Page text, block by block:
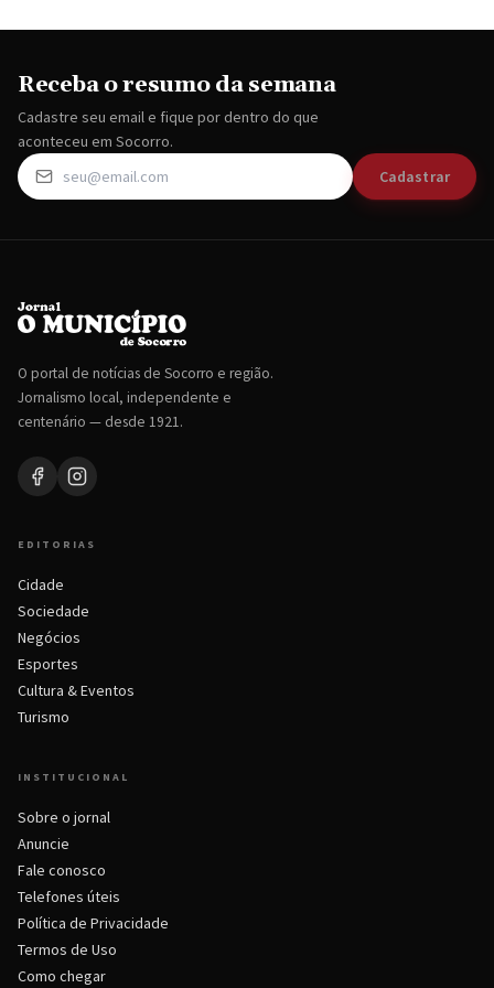
Receba o resumo da semana
Cadastre seu email e fique por dentro do que
aconteceu em Socorro.
Cadastrar
O portal de notícias de Socorro e região.
Jornalismo local, independente e
centenário — desde 1921.
EDITORIAS
Cidade
Sociedade
Negócios
Esportes
Cultura & Eventos
Turismo
INSTITUCIONAL
Sobre o jornal
Anuncie
Fale conosco
Telefones úteis
Política de Privacidade
Termos de Uso
Como chegar